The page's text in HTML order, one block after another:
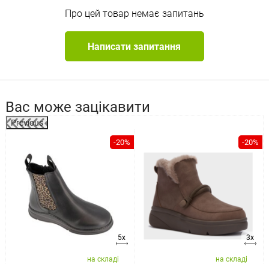
Про цей товар немає запитань
Написати запитання
Вас може зацікавити
Previous
-20%
5x
на складі
-20%
3x
на складі